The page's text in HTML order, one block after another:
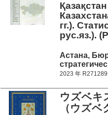
гг.).
рус.яз.).
Астана,
2023 年 R271289
ウズベキ
（ウズ